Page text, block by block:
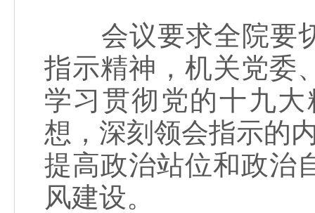
会议要求全院要切
指示精神，机关党委
学习贯彻党的十九
想，深刻领会指示的
提高政治站位和政治
风建设。